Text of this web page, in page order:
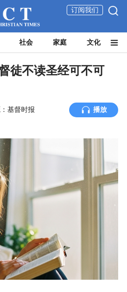
订阅我们
社会 家庭 文化
徒不读圣经可不可
基督时报 播放